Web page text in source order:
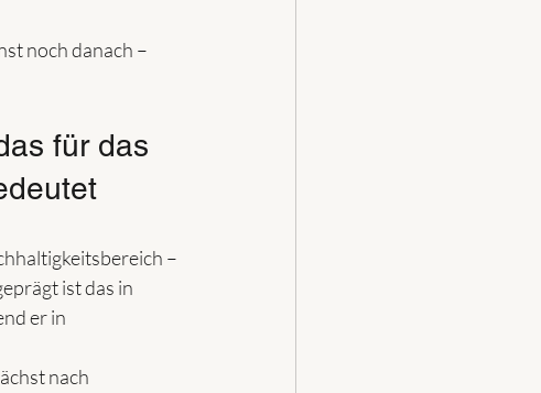
noch danach –
für das
–
ist das in
er in
nach